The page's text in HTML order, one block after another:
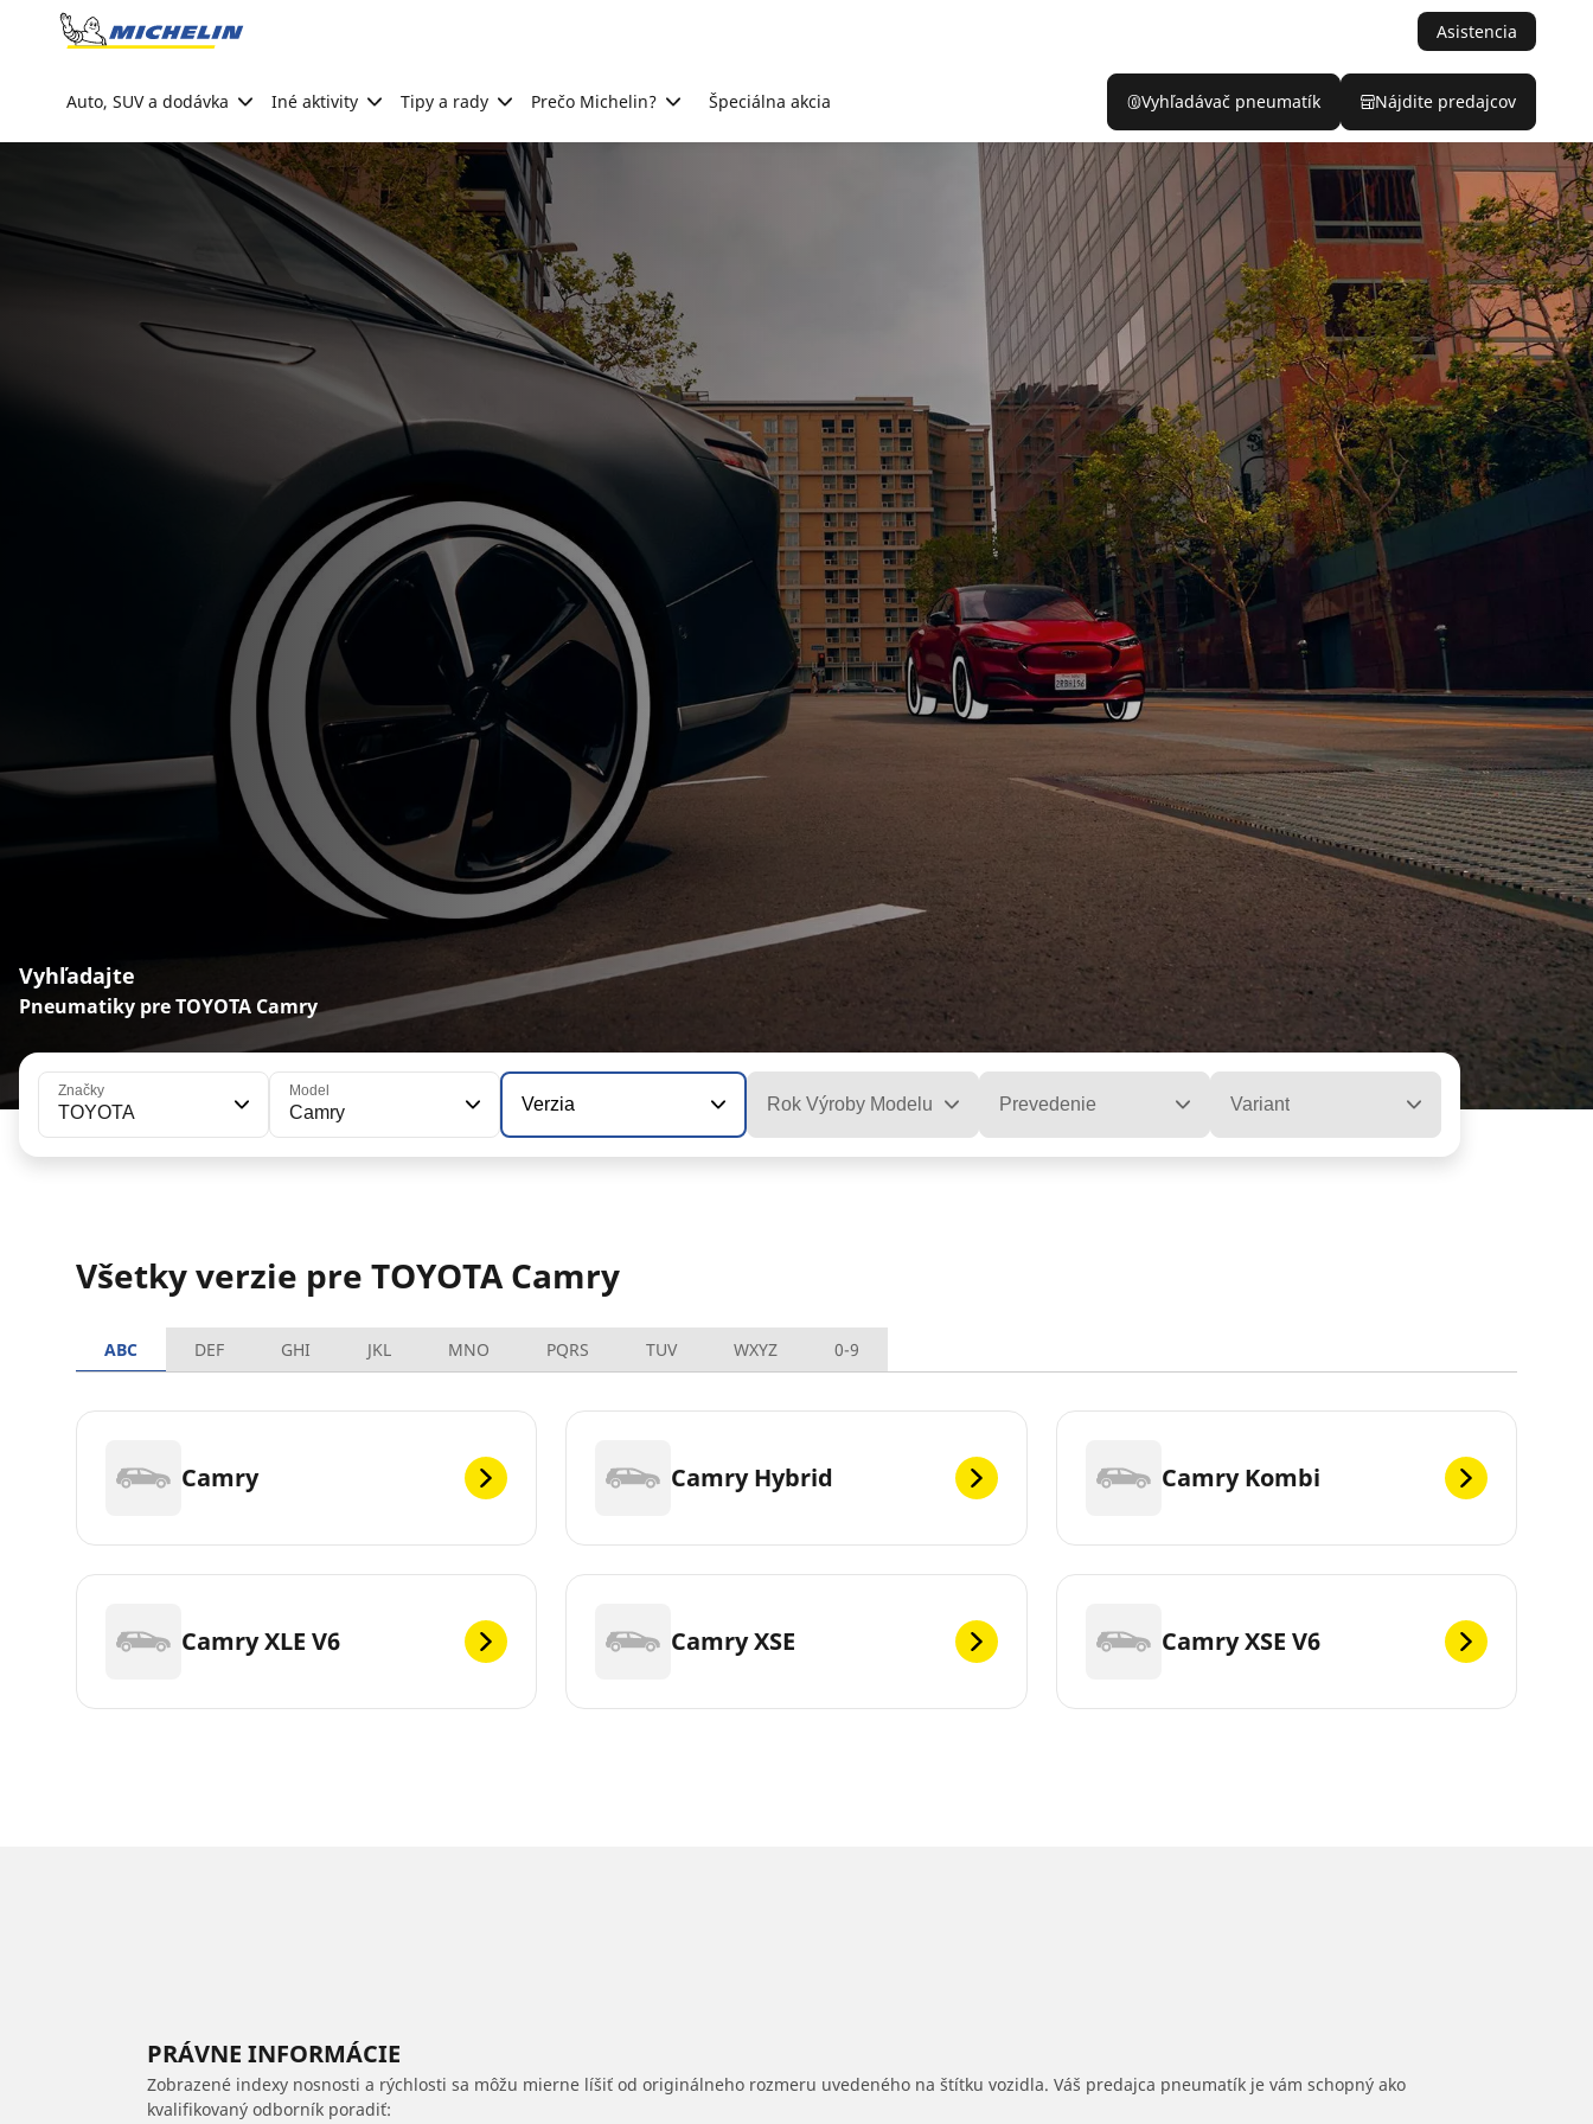
Go to page content
Asistencia
Auto, SUV a dodávka Iné aktivity Tipy a rady Prečo Michelin? Špeciálna akcia Vyhľadávač pneumatík Nájdite predajcov
Vyhľadajte
Pneumatiky pre TOYOTA Camry
Značky
TOYOTA
Model
Camry Verzia Rok Výroby Modelu Prevedenie Variant
Všetky verzie pre TOYOTA Camry
ABC DEF GHI JKL MNO PQRS TUV WXYZ 0-9
Camry Camry Hybrid Camry Kombi
Camry XLE V6 Camry XSE Camry XSE V6
PRÁVNE INFORMÁCIE
Zobrazené indexy nosnosti a rýchlosti sa môžu mierne líšiť od originálneho rozmeru uvedeného na štítku vozidla. Váš predajca pneumatík je vám schopný ako
kvalifikovaný odborník poradiť: